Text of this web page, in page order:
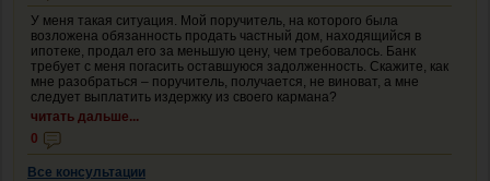
У меня такая ситуация. Мой поручитель, на которого была
возложена обязанность продать частный дом, находящийся в
ипотеке, продал его за меньшую цену, чем требовалось. Банк
требует с меня погасить оставшуюся задолженность. Скажите, как
мне разобраться – поручитель, получается, не виноват, а мне
следует выплатить издержку из своего кармана?
читать дальше...
0
Все консультации